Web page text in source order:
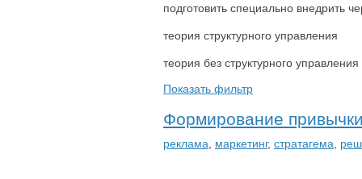
подготовить специально внедрить
теория структурного управления
теория без структурного управления
Показать фильтр
Формирование
реклама маркетинг, стратагема